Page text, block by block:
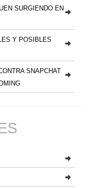
SURGIENDO EN
Y POSIBLES
SNAPCHAT